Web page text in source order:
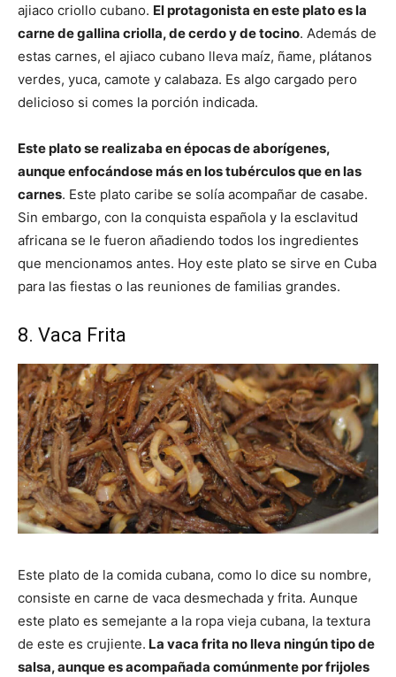
ajiaco criollo cubano. El protagonista en este plato es la
carne de gallina criolla, de cerdo y de tocino. Además de
estas carnes, el ajiaco cubano lleva maíz, ñame, plátanos
verdes, yuca, camote y calabaza. Es algo cargado pero
delicioso si comes la porción indicada.
Este plato se realizaba en épocas de aborígenes,
aunque enfocándose más en los tubérculos que en las
carnes. Este plato caribe se solía acompañar de casabe.
Sin embargo, con la conquista española y la esclavitud
africana se le fueron añadiendo todos los ingredientes
que mencionamos antes. Hoy este plato se sirve en Cuba
para las fiestas o las reuniones de familias grandes.
8. Vaca Frita
Este plato de la comida cubana, como lo dice su nombre,
consiste en carne de vaca desmechada y frita. Aunque
este plato es semejante a la ropa vieja cubana, la textura
de este es crujiente. La vaca frita no lleva ningún tipo de
salsa, aunque es acompañada comúnmente por frijoles